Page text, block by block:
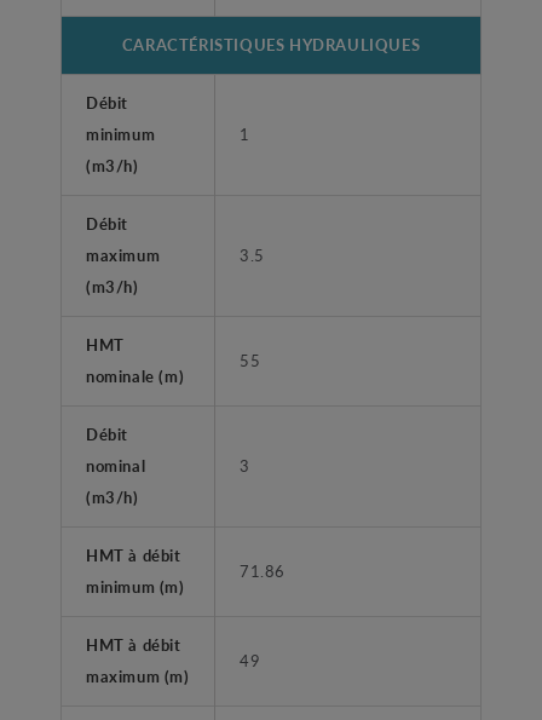
CARACTÉRISTIQUES HYDRAULIQUES
Débit
minimum
(m3/h)
1
Débit
maximum
(m3/h)
3.5
HMT
nominale (m)
55
Débit
nominal
(m3/h)
3
HMT à débit
minimum (m)
71.86
HMT à débit
maximum (m)
49